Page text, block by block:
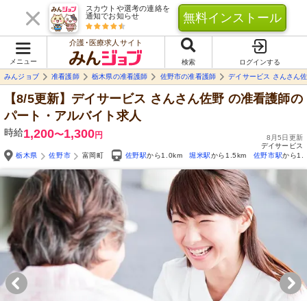
スカウトや選考の連絡を
通知でお知らせ
無料インストール
メニュー
介護･医療求人サイト
検索
ログインする
みんジョブ
准看護師 栃木県の准看護師 佐野市の准看護師 デイサービス さんさん
【8/5更新】デイサービス さんさん佐野 の准看護師の
パート・アルバイト求人
時給1,200〜1,300円
8月5日更新
デイサービス
栃木県
佐野市 富岡町 佐野駅から1.0km 堀米駅から1.5km 佐野市駅から